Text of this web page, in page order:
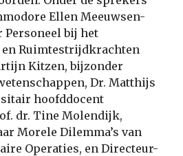
Ellen Meeuwsen-
Personeel bij het
en Ruimtestrijdkrachten
Kitzen, bijzonder
Dr. Matthijs
hoofddocent
dr. Tine Molendijk,
Morele Dilemma’s van
Operaties, en Directeur-